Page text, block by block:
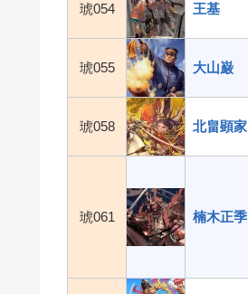
琥054 王基
琥055 大山巌
琥058 北畠顕家
琥061 楠木正季